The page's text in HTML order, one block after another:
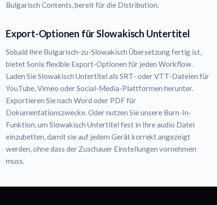
Bulgarisch Contents, bereit für die Distribution.
Export-Optionen für Slowakisch Untertitel
Sobald Ihre Bulgarisch-zu-Slowakisch Übersetzung fertig ist,
bietet Sonix flexible Export-Optionen für jeden Workflow.
Laden Sie Slowakisch Untertitel als SRT- oder VTT-Dateien für
YouTube, Vimeo oder Social-Media-Plattformen herunter.
Exportieren Sie nach Word oder PDF für
Dokumentationszwecke. Oder nutzen Sie unsere Burn-In-
Funktion, um Slowakisch Untertitel fest in Ihre audio Datei
einzubetten, damit sie auf jedem Gerät korrekt angezeigt
werden, ohne dass der Zuschauer Einstellungen vornehmen
muss.